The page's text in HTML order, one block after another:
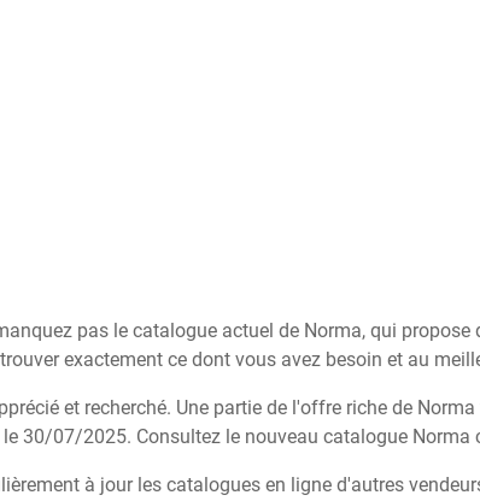
pas le catalogue actuel de Norma, qui
exactement ce dont vous avez besoin et au
et recherché. Une partie de l'offre riche de
30/07/2025. Consultez le nouveau catalogue
à jour les catalogues en ligne d'autres